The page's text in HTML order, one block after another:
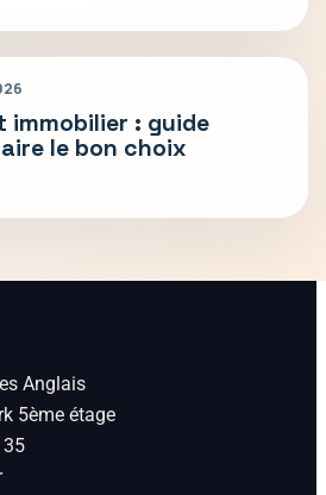
immobilier : guide
le bon choix
Anglais
5ème étage
35